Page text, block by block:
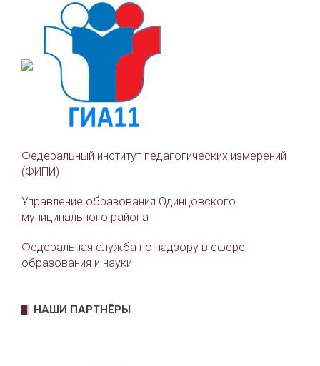
Федеральный институт педагогических измерений
(ФИПИ)
Управление образования Одинцовского
муниципального района
Федеральная служба по надзору в сфере
образования и науки
НАШИ ПАРТНЁРЫ